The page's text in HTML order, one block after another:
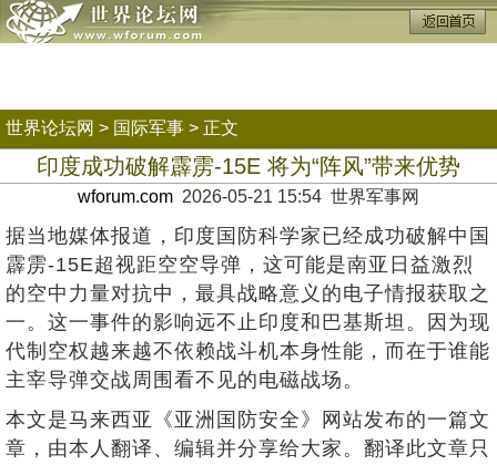
世界论坛网 > 国际军事 > 正文
印度成功破解霹雳-15E 将为“阵风”带来优势
wforum.com 2026-05-21 15:54 世界军事网
据当地媒体报道，印度国防科学家已经成功破解中国
霹雳-15E超视距空空导弹，这可能是南亚日益激烈
的空中力量对抗中，最具战略意义的电子情报获取之
一。这一事件的影响远不止印度和巴基斯坦。因为现
代制空权越来越不依赖战斗机本身性能，而在于谁能
主宰导弹交战周围看不见的电磁战场。
本文是马来西亚《亚洲国防安全》网站发布的一篇文
章，由本人翻译、编辑并分享给大家。翻译此文章只